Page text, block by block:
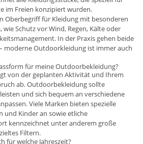
im Freien konzipiert wurden.
Oberbegriff für Kleidung mit besonderen
Schutz vor Wind, Regen, Kälte oder
In der Praxis gehen beide
moderne Outdoorkleidung ist immer auch
für meine Outdoorbekleidung?
von der geplanten Aktivität und Ihrem
ab. Outdoorbekleidung sollte
und sich bequem an verschiedene
Viele Marken bieten spezielle
und Kinder an sowie etliche
kennzeichnet unter anderem große
Filtern.
für welche Jahreszeit?